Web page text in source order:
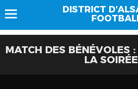
DISTRICT
MATCH DES BÉNÉVOLES
LA SOIRÉE